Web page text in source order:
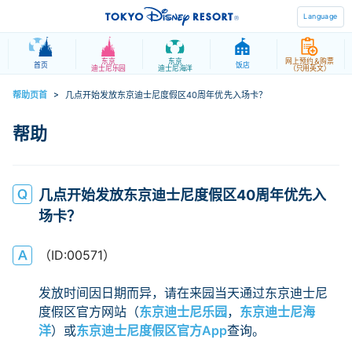
Language
首页 东京
迪士尼乐园
东京
迪士尼海洋 饭店 网上预约＆购票
（只用英文）
帮助页首 > 几点开始发放东京迪士尼度假区40周年优先入场卡？
几点开始发放东京迪士尼度假区40周年优先入
场卡？
（ID:00571）
发放时间因日期而异，请在来园当天通过东京迪士尼
度假区官方网站（东京迪士尼乐园 ， 东京迪士尼海
洋）或东京迪士尼度假区官方App查询。